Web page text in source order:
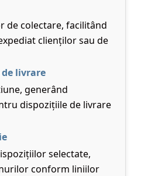
de colectare, facilitând
clienților sau de
livrare
generând
dispozițiile de livrare
selectate,
conform liniilor